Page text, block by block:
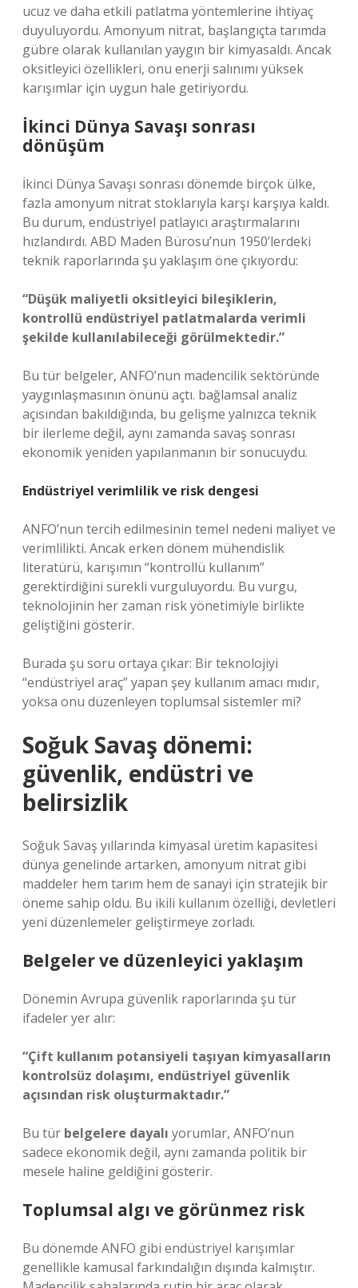
ucuz ve daha etkili patlatma yöntemlerine ihtiyaç
duyuluyordu. Amonyum nitrat, başlangıçta tarımda
gübre olarak kullanılan yaygın bir kimyasaldı. Ancak
oksitleyici özellikleri, onu enerji salınımı yüksek
karışımlar için uygun hale getiriyordu.
İkinci Dünya Savaşı sonrası
dönüşüm
İkinci Dünya Savaşı sonrası dönemde birçok ülke,
fazla amonyum nitrat stoklarıyla karşı karşıya kaldı.
Bu durum, endüstriyel patlayıcı araştırmalarını
hızlandırdı. ABD Maden Bürosu’nun 1950’lerdeki
teknik raporlarında şu yaklaşım öne çıkıyordu:
“Düşük maliyetli oksitleyici bileşiklerin,
kontrollü endüstriyel patlatmalarda verimli
şekilde kullanılabileceği görülmektedir.”
Bu tür belgeler, ANFO’nun madencilik sektöründe
yaygınlaşmasının önünü açtı. bağlamsal analiz
açısından bakıldığında, bu gelişme yalnızca teknik
bir ilerleme değil, aynı zamanda savaş sonrası
ekonomik yeniden yapılanmanın bir sonucuydu.
Endüstriyel verimlilik ve risk dengesi
ANFO’nun tercih edilmesinin temel nedeni maliyet ve
verimlilikti. Ancak erken dönem mühendislik
literatürü, karışımın “kontrollü kullanım”
gerektirdiğini sürekli vurguluyordu. Bu vurgu,
teknolojinin her zaman risk yönetimiyle birlikte
geliştiğini gösterir.
Burada şu soru ortaya çıkar: Bir teknolojiyi
“endüstriyel araç” yapan şey kullanım amacı mıdır,
yoksa onu düzenleyen toplumsal sistemler mi?
Soğuk Savaş dönemi:
güvenlik, endüstri ve
belirsizlik
Soğuk Savaş yıllarında kimyasal üretim kapasitesi
dünya genelinde artarken, amonyum nitrat gibi
maddeler hem tarım hem de sanayi için stratejik bir
öneme sahip oldu. Bu ikili kullanım özelliği, devletleri
yeni düzenlemeler geliştirmeye zorladı.
Belgeler ve düzenleyici yaklaşım
Dönemin Avrupa güvenlik raporlarında şu tür
ifadeler yer alır:
“Çift kullanım potansiyeli taşıyan kimyasalların
kontrolsüz dolaşımı, endüstriyel güvenlik
açısından risk oluşturmaktadır.”
Bu tür belgelere dayalı yorumlar, ANFO’nun
sadece ekonomik değil, aynı zamanda politik bir
mesele haline geldiğini gösterir.
Toplumsal algı ve görünmez risk
Bu dönemde ANFO gibi endüstriyel karışımlar
genellikle kamusal farkındalığın dışında kalmıştır.